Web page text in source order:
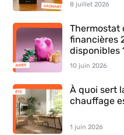
8 juillet 2026
Thermostat
financières
disponibles
10 juin 2026
À quoi sert
chauffage
1 juin 2026